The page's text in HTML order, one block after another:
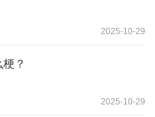
2025-10-29
？
2025-10-29